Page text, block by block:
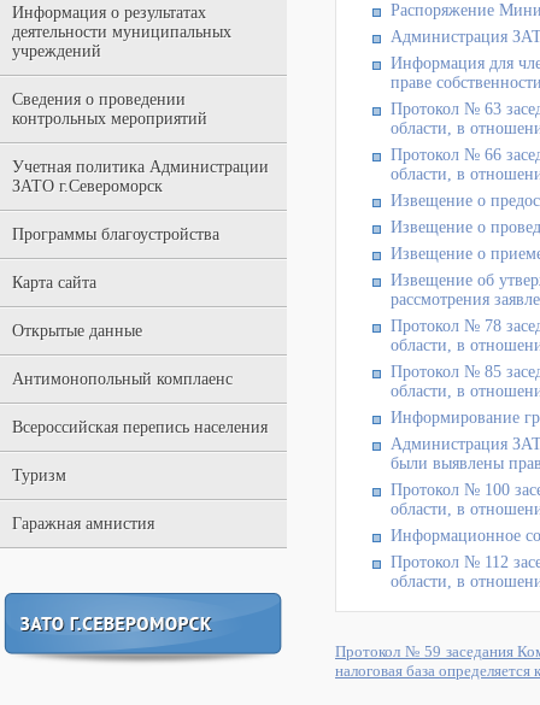
Информация о результатах
деятельности муниципальных
учреждений
Сведения о проведении
контрольных мероприятий
Учетная политика Администрации
ЗАТО г.Североморск
Программы благоустройства
Карта сайта
Открытые данные
Антимонопольный комплаенс
Всероссийская перепись населения
Туризм
Гаражная амнистия
Распоряжение
Администрация
Информация для
праве
Протокол № 63
области, в
Протокол № 66
области, в
Извещение о
Извещение о
Извещение о приеме
Извещение об
рассмотрения
Протокол № 78
области, в
Протокол № 85
области, в
Информирование
Администрация
были выявлены
Протокол № 100
области, в
Информационное
Протокол № 112
области, в
Протокол № 59 заседания
налоговая база определяется